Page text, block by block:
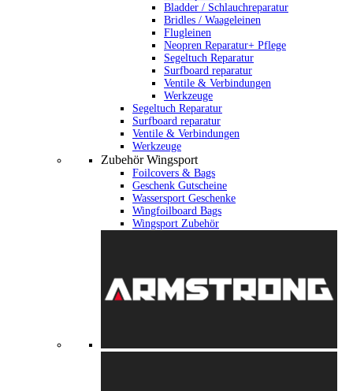
Bladder / Schlauchreparatur
Bridles / Waageleinen
Flugleinen
Neopren Reparatur+ Pflege
Segeltuch Reparatur
Surfboard reparatur
Ventile & Verbindungen
Werkzeuge
Segeltuch Reparatur
Surfboard reparatur
Ventile & Verbindungen
Werkzeuge
Zubehör Wingsport
Foilcovers & Bags
Geschenk Gutscheine
Wassersport Geschenke
Wingfoilboard Bags
Wingsport Zubehör